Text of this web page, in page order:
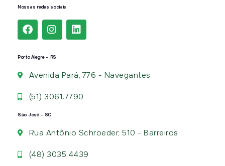
Nossas redes sociais
Porto Alegre – RS
Avenida Pará, 776 - Navegantes
(51) 3061.7790
São José – SC
Rua Antônio Schroeder, 510 - Barreiros
(48) 3035.4439